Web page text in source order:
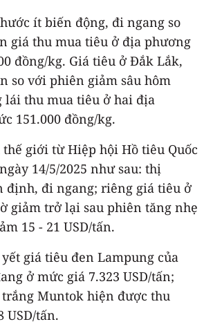
ít biến động, đi ngang so
giá thu mua tiêu ở địa phương
đồng/kg. Giá tiêu ở Đắk Lắk,
so với phiên giảm sâu hôm
lái thu mua tiêu ở hai địa
151.000 đồng/kg.
giới từ Hiệp hội Hồ tiêu Quốc
14/5/2025 như sau: thị
định, đi ngang; riêng giá tiêu ở
giảm trở lại sau phiên tăng nhẹ
15 - 21 USD/tấn.
giá tiêu đen Lampung của
ở mức giá 7.323 USD/tấn;
Muntok hiện được thu
USD/tấn.